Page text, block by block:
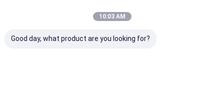
10:03 AM
Good day, what product are you looking for?